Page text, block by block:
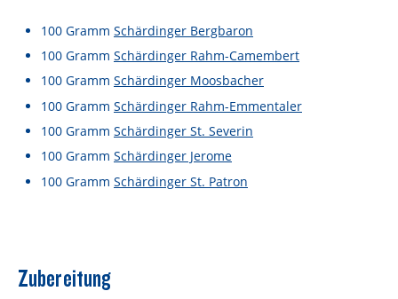
Auf das Mehrwegglas gekommen
Nachhaltigkeitsbericht
Lebensmittel sind kostbar!
Verantwortungsvoller Milchgenuss
Fairer Kakao bei Schärdinger
100 Gramm Schärdinger Bergbaron
100 Gramm Schärdinger Rahm-Camembert
100 Gramm Schärdinger Moosbacher
100 Gramm Schärdinger Rahm-Emmentaler
100 Gramm Schärdinger St. Severin
100 Gramm Schärdinger Jerome
100 Gramm Schärdinger St. Patron
Zubereitung